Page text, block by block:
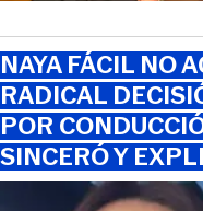
NAYA FÁCIL NO
RADICAL
POR
SINCERÓ Y